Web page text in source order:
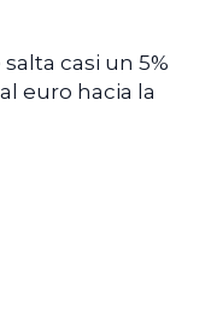
casi un 5%
euro hacia la